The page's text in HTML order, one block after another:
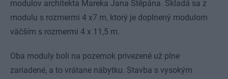
modulov architekta Mareka Jana Štěpána. Skladá sa z
modulu s rozmermi 4 x7 m, ktorý je doplnený modulom
väčším s rozmermi 4 x 11,5 m.
Oba moduly boli na pozemok privezené už plne
zariadené, a to vrátane nábytku. Stavba s vysokým